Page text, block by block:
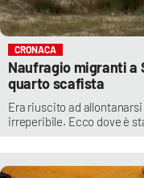
CRONACA
Naufragio migranti
quarto scafista
Era riuscito ad
irreperibile. Ecco dove è